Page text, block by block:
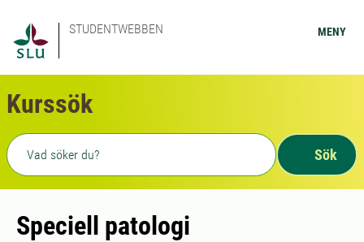
STUDENTWEBBEN MENY
Kurssök
Fritext sökning
Sök
Speciell patologi